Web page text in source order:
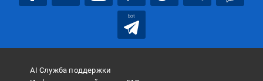
bot
AI Служба поддержки